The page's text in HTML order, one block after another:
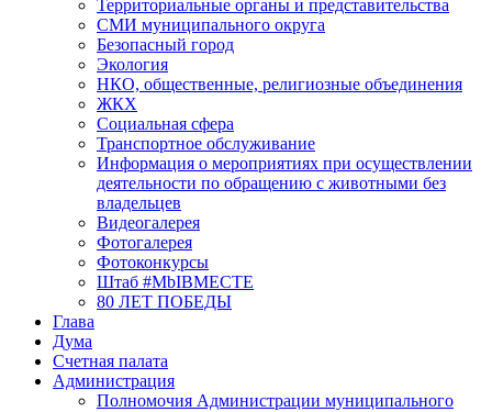
Территориальные органы и представительства
СМИ муниципального округа
Безопасный город
Экология
НКО, общественные, религиозные объединения
ЖКХ
Социальная сфера
Транспортное обслуживание
Информация о мероприятиях при осуществлении
деятельности по обращению с животными без
владельцев
Видеогалерея
Фотогалерея
Фотоконкурсы
Штаб #MbIBMECTE
80 ЛЕТ ПОБЕДЫ
Глава
Дума
Счетная палата
Администрация
Полномочия Администрации муниципального